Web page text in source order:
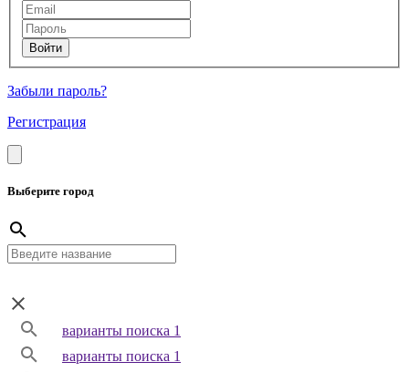
Забыли пароль?
Регистрация
Выберите город
варианты поиска 1
варианты поиска 1